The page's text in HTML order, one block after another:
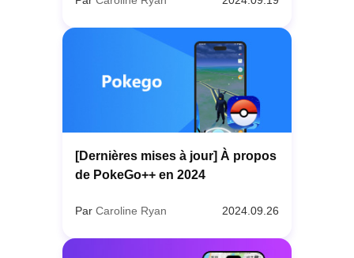
[Dernières mises à jour] À propos
de PokeGo++ en 2024
Par Caroline Ryan 2024.09.26